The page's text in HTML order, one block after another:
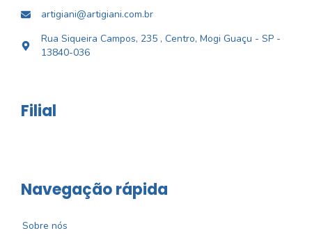
artigiani@artigiani.com.br
Rua Siqueira Campos, 235 , Centro, Mogi Guaçu - SP -
13840-036
Filial
Navegação rápida
Sobre nós